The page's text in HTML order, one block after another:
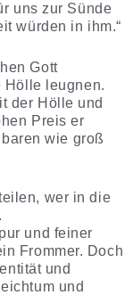
uns zur Sünde
würden in ihm.“
Gott
Hölle leugnen.
der Hölle und
Preis er
wie groß
wer in die
und feiner
Frommer. Doch
und
und